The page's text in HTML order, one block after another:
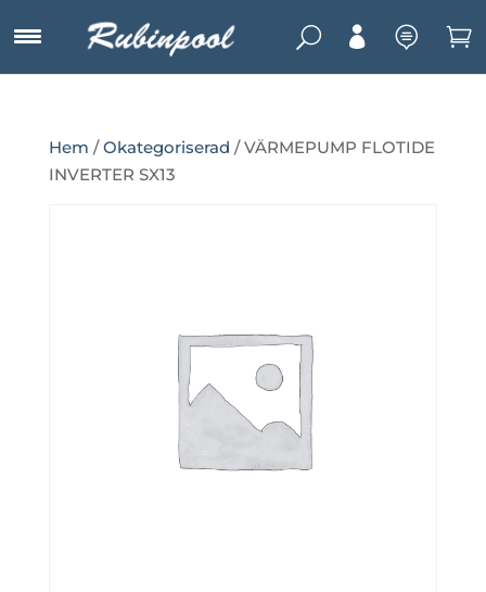
U   
Hem /Okategoriserad / VÄRMEPUMP FLOTIDE
INVERTER SX13